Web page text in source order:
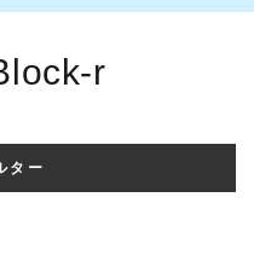
r
ター